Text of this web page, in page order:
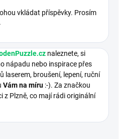
vkládat příspěvky. Prosím
.
naleznete, si
nápadu nebo inspirace přes
broušení, lepení, ruční
Vám na míru :-). Za značkou
z Plzně, co mají rádi originální